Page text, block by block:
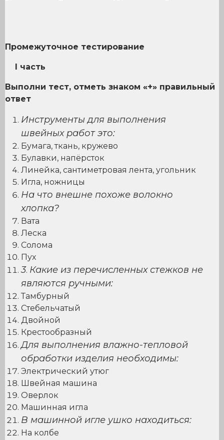
Промежуточное тестирование
часть
Выполни тест, отметь знаком «+» правильный
ответ
Инструменты для выполнения
швейных работ это:
Бумага, ткань, кружево
Булавки, напёрсток
Линейка, сантиметровая лента, угольник
Игла, ножницы
На что внешне похоже волокно
хлопка?
Вата
Леска
Солома
Пух
3. Какие из перечисленных стежков не
являются ручными:
Тамбурный
Стебельчатый
Двойной
Крестообразный
Для выполнения влажно-тепловой
обработки изделия необходимы:
Электрический утюг
Швейная машина
Оверлок
Машинная игла
В машинной игле ушко находиться:
На колбе